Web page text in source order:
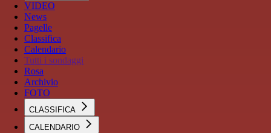
VIDEO
News
Pagelle
Classifica
Calendario
Tutti i sondaggi
Rosa
Archivio
FOTO
CLASSIFICA
CALENDARIO